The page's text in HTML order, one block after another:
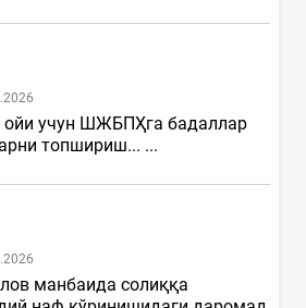
ойи учун ШЖБПҲга бадаллар
топшириш... ...
манбаида солиққа